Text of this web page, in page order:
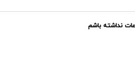
نداشته باشم